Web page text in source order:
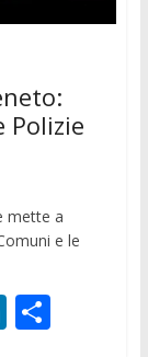
Polizie
mette a
e le
Li C